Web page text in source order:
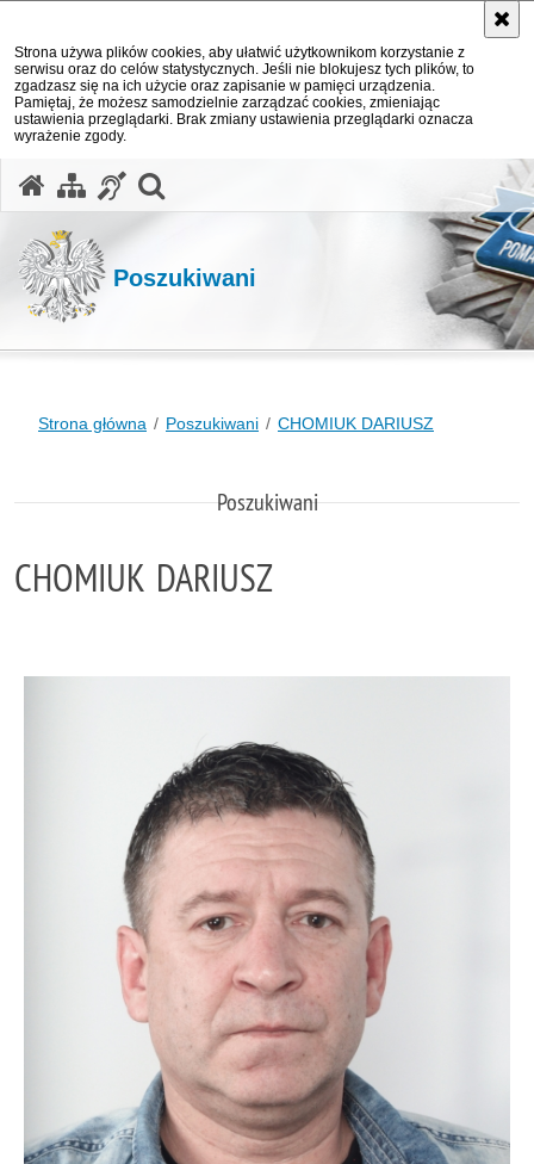
Strona używa plików cookies, aby ułatwić użytkownikom korzystanie z
serwisu oraz do celów statystycznych. Jeśli nie blokujesz tych plików, to
zgadzasz się na ich użycie oraz zapisanie w pamięci urządzenia.
Pamiętaj, że możesz samodzielnie zarządzać cookies, zmieniając
ustawienia przeglądarki. Brak zmiany ustawienia przeglądarki oznacza
wyrażenie zgody.
Poszukiwani
Strona główna Poszukiwani CHOMIUK DARIUSZ
Poszukiwani
CHOMIUK DARIUSZ